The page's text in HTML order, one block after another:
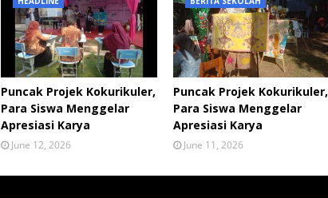
Puncak Projek Kokurikuler,
Para Siswa Menggelar
Apresiasi Karya
June 12, 2026
Puncak Projek Kokurikuler,
Para Siswa Menggelar
Apresiasi Karya
June 11, 2026